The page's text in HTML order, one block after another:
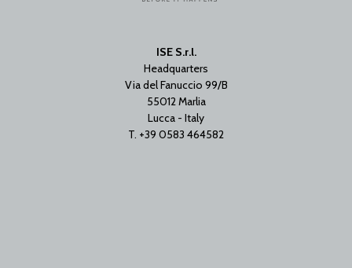
ISE S.r.l.
Headquarters
Via del Fanuccio 99/B
55012 Marlia
Lucca - Italy
T. +39 0583 464582